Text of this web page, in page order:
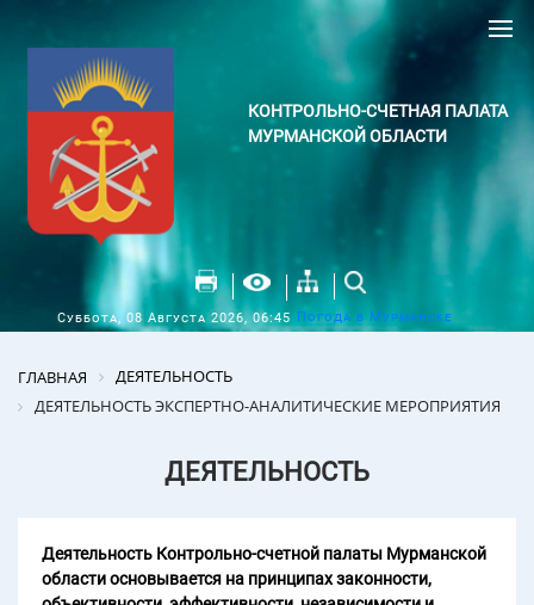
КОНТРОЛЬНО-СЧЕТНАЯ ПАЛАТА
МУРМАНСКОЙ ОБЛАСТИ
Суббота, 08 Августа 2026, 06:45 Погода в Мурманске
ГЛАВНАЯ
ДЕЯТЕЛЬНОСТЬ
ДЕЯТЕЛЬНОСТЬ ЭКСПЕРТНО-АНАЛИТИЧЕСКИЕ МЕРОПРИЯТИЯ
ДЕЯТЕЛЬНОСТЬ
Деятельность Контрольно-счетной палаты Мурманской
области основывается на принципах законности,